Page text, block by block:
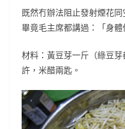
既然冇辦法阻止發射煙花
畢竟毛主席都講過：「身體
材料：黃豆芽一斤（綠豆
許，米醋兩匙。